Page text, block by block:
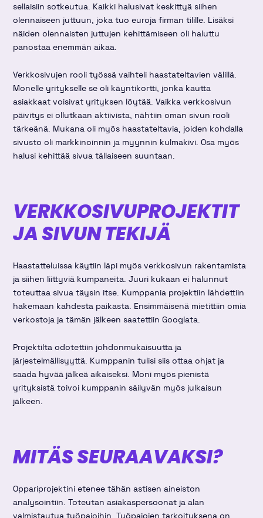
sellaisiin sotkeutua. Kaikki halusivat keskittyä siihen
olennaiseen juttuun, joka tuo euroja firman tilille. Lisäksi
näiden olennaisten juttujen kehittämiseen oli haluttu
panostaa enemmän aikaa.
Verkkosivujen rooli työssä vaihteli haastateltavien välillä.
Monelle yritykselle se oli käyntikortti, jonka kautta
asiakkaat voisivat yrityksen löytää. Vaikka verkkosivun
päivitys ei ollutkaan aktiivista, nähtiin oman sivun rooli
tärkeänä. Mukana oli myös haastateltavia, joiden kohdalla
sivusto oli markkinoinnin ja myynnin kulmakivi. Osa myös
halusi kehittää sivua tällaiseen suuntaan.
VERKKOSIVUPROJEKTIT
JA SIVUN TEKIJÄ
Haastatteluissa käytiin läpi myös verkkosivun rakentamista
ja siihen liittyviä kumpaneita. Juuri kukaan ei halunnut
toteuttaa sivua täysin itse. Kumppania projektiin lähdettiin
hakemaan kahdesta paikasta. Ensimmäisenä mietittiin omia
verkostoja ja tämän jälkeen saatettiin Googlata.
Projektilta odotettiin johdonmukaisuutta ja
järjestelmällisyyttä. Kumppanin tulisi siis ottaa ohjat ja
saada hyvää jälkeä aikaiseksi. Moni myös pienistä
yrityksistä toivoi kumppanin säilyvän myös julkaisun
jälkeen.
MITÄS SEURAAVAKSI?
Oppariprojektini etenee tähän astisen aineiston
analysointiin. Toteutan asiakaspersoonat ja alan
valmistautua työpajoihin. Työpajojen tarkoituksena on